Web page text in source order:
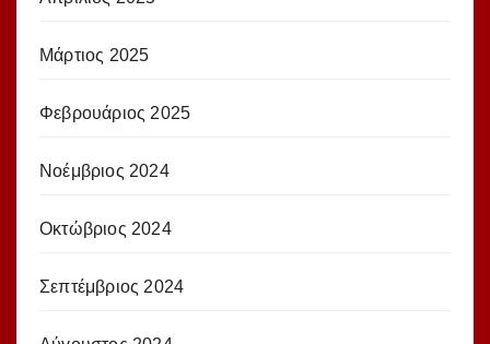
Μάρτιος 2025
Φεβρουάριος 2025
Νοέμβριος 2024
Οκτώβριος 2024
Σεπτέμβριος 2024